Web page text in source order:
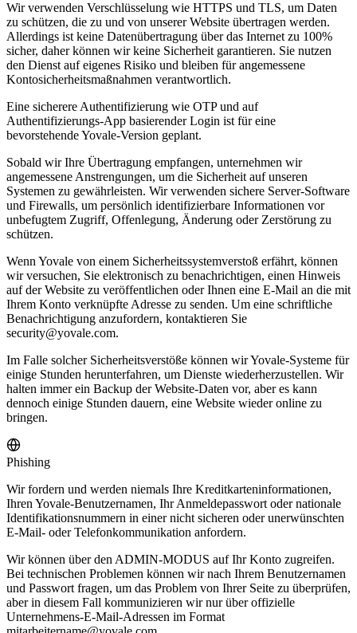
Wir verwenden Verschlüsselung wie HTTPS und TLS, um Daten
zu schützen, die zu und von unserer Website übertragen werden.
Allerdings ist keine Datenübertragung über das Internet zu 100%
sicher, daher können wir keine Sicherheit garantieren. Sie nutzen
den Dienst auf eigenes Risiko und bleiben für angemessene
Kontosicherheitsmaßnahmen verantwortlich.
Eine sicherere Authentifizierung wie OTP und auf
Authentifizierungs-App basierender Login ist für eine
bevorstehende Yovale-Version geplant.
Sobald wir Ihre Übertragung empfangen, unternehmen wir
angemessene Anstrengungen, um die Sicherheit auf unseren
Systemen zu gewährleisten. Wir verwenden sichere Server-Software
und Firewalls, um persönlich identifizierbare Informationen vor
unbefugtem Zugriff, Offenlegung, Änderung oder Zerstörung zu
schützen.
Wenn Yovale von einem Sicherheitssystemverstoß erfährt, können
wir versuchen, Sie elektronisch zu benachrichtigen, einen Hinweis
auf der Website zu veröffentlichen oder Ihnen eine E-Mail an die mit
Ihrem Konto verknüpfte Adresse zu senden. Um eine schriftliche
Benachrichtigung anzufordern, kontaktieren Sie
security@yovale.com.
Im Falle solcher Sicherheitsverstöße können wir Yovale-Systeme für
einige Stunden herunterfahren, um Dienste wiederherzustellen. Wir
halten immer ein Backup der Website-Daten vor, aber es kann
dennoch einige Stunden dauern, eine Website wieder online zu
bringen.
Phishing
Wir fordern und werden niemals Ihre Kreditkarteninformationen,
Ihren Yovale-Benutzernamen, Ihr Anmeldepasswort oder nationale
Identifikationsnummern in einer nicht sicheren oder unerwünschten
E-Mail- oder Telefonkommunikation anfordern.
Wir können über den ADMIN-MODUS auf Ihr Konto zugreifen.
Bei technischen Problemen können wir nach Ihrem Benutzernamen
und Passwort fragen, um das Problem von Ihrer Seite zu überprüfen,
aber in diesem Fall kommunizieren wir nur über offizielle
Unternehmens-E-Mail-Adressen im Format